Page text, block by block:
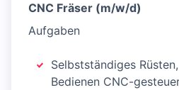
CNC Fräser (m/w/d)
Aufgaben
Selbstständiges
Bedienen CNC-